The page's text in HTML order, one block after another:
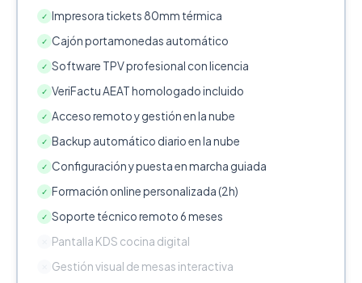
✓ Impresora tickets 80mm térmica
✓ Cajón portamonedas automático
✓ Software TPV profesional con licencia
✓ VeriFactu AEAT homologado incluido
✓ Acceso remoto y gestión en la nube
✓ Backup automático diario en la nube
✓ Configuración y puesta en marcha guiada
✓ Formación online personalizada (2h)
✓ Soporte técnico remoto 6 meses
Pantalla KDS cocina digital
Gestión visual de mesas interactiva